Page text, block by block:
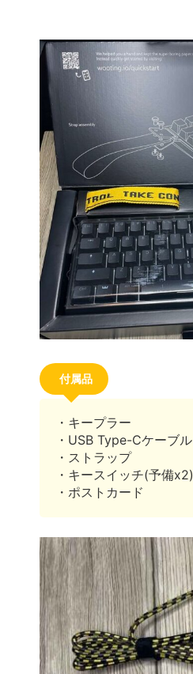
付属品
・キープラー
・USB Type-Cケーブル
・ストラップ
・キースイッチ(予備x2)
・ポストカード